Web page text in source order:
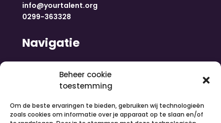
Beheer cookie
toestemming
Om de beste ervaringen te bieden, gebruiken wij technologieën
zoals cookies om informatie over je apparaat op te slaan en/of
info@yourtalent.org
0299-363328
Navigatie
Contact
Inloggen